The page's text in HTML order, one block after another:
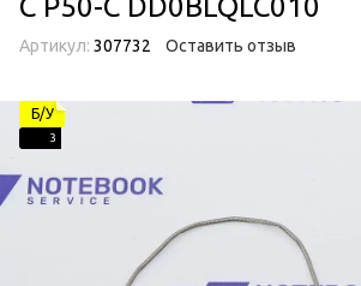
C P50-C DD0BLQLC010
Артикул: 307732 Оставить отзыв
Б/У
3